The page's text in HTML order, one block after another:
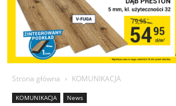
Strona główna KOMUNIKACJA
KOMUNIKACJA News